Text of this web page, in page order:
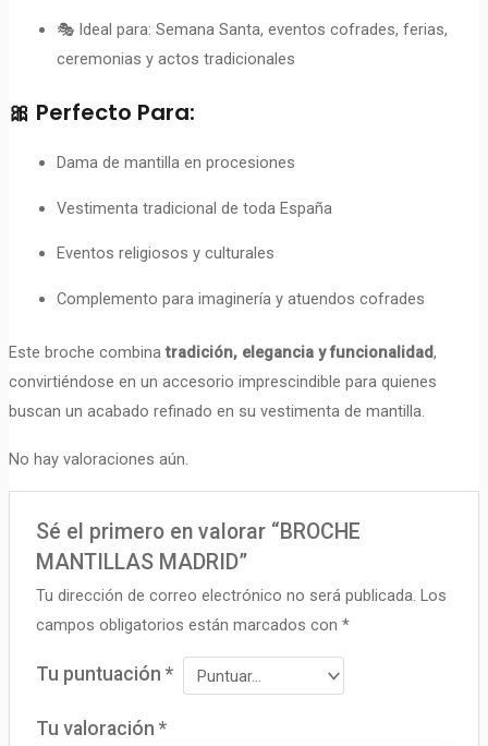
🎭 Ideal para: Semana Santa, eventos cofrades, ferias,
ceremonias y actos tradicionales
🎀 Perfecto Para:
Dama de mantilla en procesiones
Vestimenta tradicional de toda España
Eventos religiosos y culturales
Complemento para imaginería y atuendos cofrades
Este broche combinatradición, elegancia y funcionalidad,
convirtiéndose en un accesorio imprescindible para quienes
buscan un acabado refinado en su vestimenta de mantilla.
No hay valoraciones aún.
Sé el primero en valorar “BROCHE
MANTILLAS MADRID”
Tu dirección de correo electrónico no será publicada. Los
campos obligatorios están marcados con*
Tu puntuación*
Tu valoración*